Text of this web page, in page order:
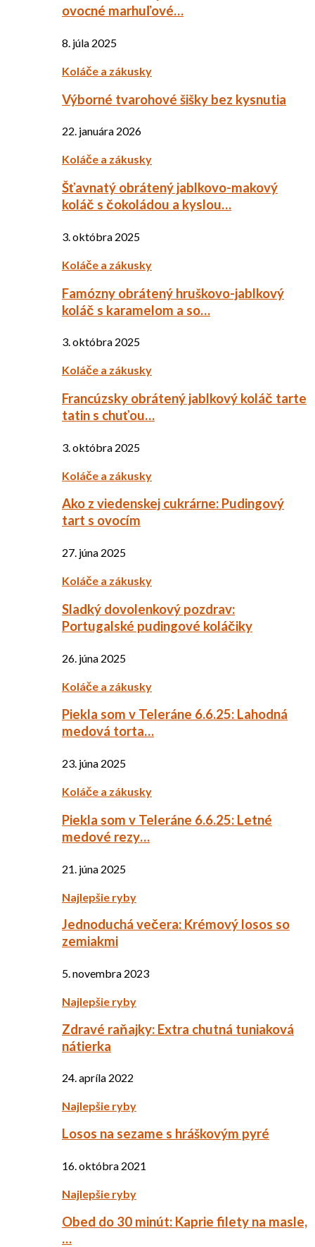
ovocné marhuľové…
8. júla 2025
Koláče a zákusky
Výborné tvarohové šišky bez kysnutia
22. januára 2026
Koláče a zákusky
Šťavnatý obrátený jablkovo-makový
koláč s čokoládou a kyslou…
3. októbra 2025
Koláče a zákusky
Famózny obrátený hruškovo-jablkový
koláč s karamelom a so…
3. októbra 2025
Koláče a zákusky
Francúzsky obrátený jablkový koláč tarte
tatin s chuťou…
3. októbra 2025
Koláče a zákusky
Ako z viedenskej cukrárne: Pudingový
tart s ovocím
27. júna 2025
Koláče a zákusky
Sladký dovolenkový pozdrav:
Portugalské pudingové koláčiky
26. júna 2025
Koláče a zákusky
Piekla som v Teleráne 6.6.25: Lahodná
medová torta…
23. júna 2025
Koláče a zákusky
Piekla som v Teleráne 6.6.25: Letné
medové rezy…
21. júna 2025
Najlepšie ryby
Jednoduchá večera: Krémový losos so
zemiakmi
5. novembra 2023
Najlepšie ryby
Zdravé raňajky: Extra chutná tuniaková
nátierka
24. apríla 2022
Najlepšie ryby
Losos na sezame s hráškovým pyré
16. októbra 2021
Najlepšie ryby
Obed do 30 minút: Kaprie filety na masle,
…